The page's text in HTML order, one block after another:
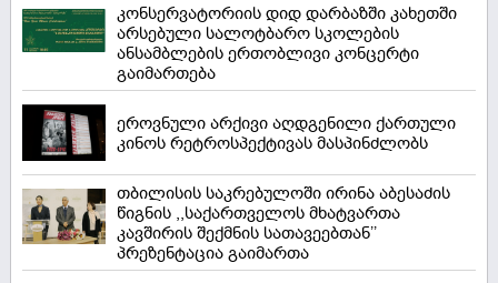
კონსერვატორიის დიდ დარბაზში კახეთში
არსებული სალოტბარო სკოლების
ანსამბლების ერთობლივი კონცერტი
გაიმართება
ეროვნული არქივი აღდგენილი ქართული
კინოს რეტროსპექტივას მასპინძლობს
თბილისის საკრებულოში ირინა აბესაძის
წიგნის ,,საქართველოს მხატვართა
კავშირის შექმნის სათავეებთან’’
პრეზენტაცია გაიმართა